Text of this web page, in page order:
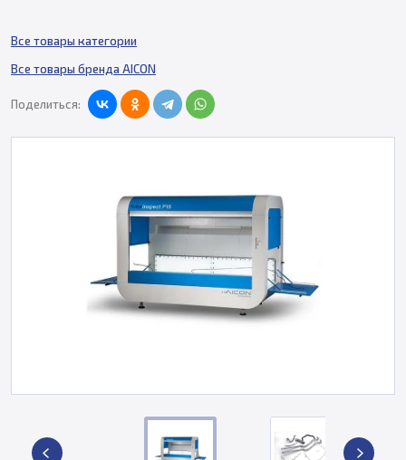
Все товары категории
Все товары бренда AICON
Поделиться: